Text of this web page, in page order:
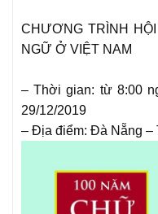
CHƯƠNG TRÌNH
NGỮ Ở VIỆT NAM
– Thời gian: từ 8:00
29/12/2019
– Địa điểm: Đà Nẵng –